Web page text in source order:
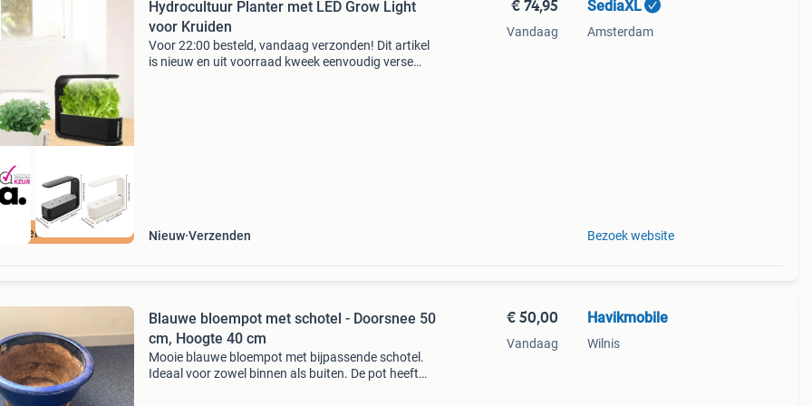
met 9+
Hydrocultuur Planter met LED Grow Light
voor Kruiden
Voor 22:00 besteld, vandaag verzonden! Dit artikel
is nieuw en uit voorraad kweek eenvoudig verse
Nieuw Verzenden
€ 74,95
Vandaag
SediaXL
Amsterdam
Bezoek website
Blauwe bloempot met schotel - Doorsnee 50
cm, Hoogte 40 cm
Mooie blauwe bloempot met bijpassende schotel.
Ideaal voor zowel binnen als buiten. De pot heeft
€ 50,00
Vandaag
Havikmobile
Wilnis